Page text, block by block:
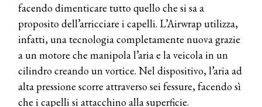
facendo dimenticare tutto quello che si sa a
proposito dell’arricciare i capelli. L’Airwrap utilizza,
infatti, una tecnologia completamente nuova grazie
a un motore che manipola l’aria e la veicola in un
cilindro creando un vortice. Nel dispositivo, l’aria ad
alta pressione scorre attraverso sei fessure, facendo sì
che i capelli si attacchino alla superficie.